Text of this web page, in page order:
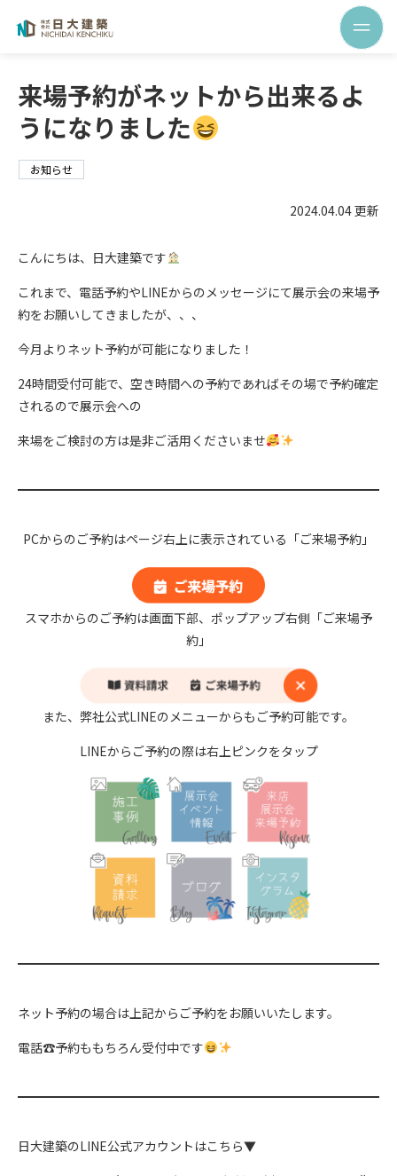
来場予約がネットから出来るよ
うになりました
お知らせ
2024.04.04 更新
こんにちは、日大建築です
これまで、電話予約やLINEからのメッセージにて展示会の来場予
約をお願いしてきましたが、、、
今月よりネット予約が可能になりました！
24時間受付可能で、空き時間への予約であればその場で予約確定
されるので展示会への
来場をご検討の方は是非ご活用くださいませ
PCからのご予約はページ右上に表示されている「ご来場予約」
スマホからのご予約は画面下部、ポップアップ右側「ご来場予
約」
また、弊社公式LINEのメニューからもご予約可能です。
LINEからご予約の際は右上ピンクをタップ
ネット予約の場合は上記からご予約をお願いいたします。
電話☎予約ももちろん受付中です
日大建築のLINE公式アカウントはこちら▼